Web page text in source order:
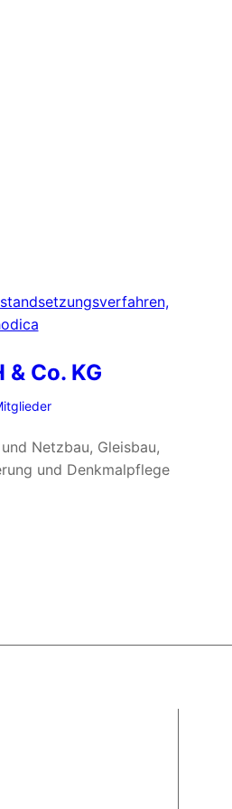
Co. KG
Netzbau, Gleisbau,
und Denkmalpflege